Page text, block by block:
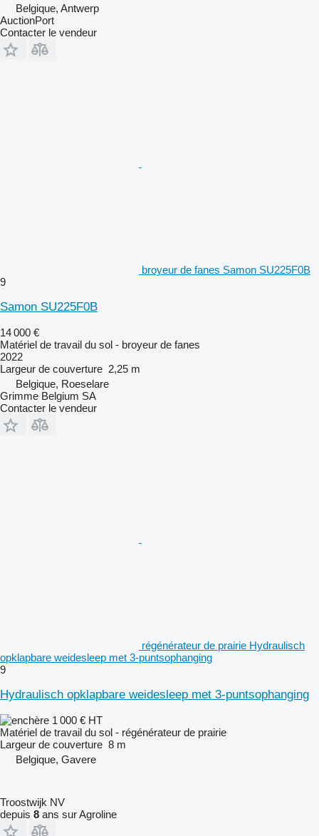
Belgique, Antwerp
AuctionPort
Contacter le vendeur
broyeur de fanes Samon SU225F0B
9
Samon SU225F0B
14 000 €
Matériel de travail du sol - broyeur de fanes
2022
Largeur de couverture 2,25 m
Belgique, Roeselare
Grimme Belgium SA
Contacter le vendeur
régénérateur de prairie Hydraulisch
opklapbare weidesleep met 3-puntsophanging
9
Hydraulisch opklapbare weidesleep met 3-puntsophanging
1 000 € HT
Matériel de travail du sol - régénérateur de prairie
Largeur de couverture 8 m
Belgique, Gavere
Troostwijk NV
depuis 8 ans sur Agroline